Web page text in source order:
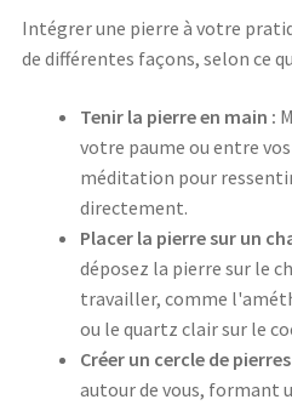
Intégrer une pierre à votre
de différentes façons, selon ce
Tenir la pierre en main :
votre paume ou entre
méditation pour
directement.
Placer la pierre sur un
déposez la pierre sur le
travailler, comme
ou le quartz clair sur le
Créer un cercle de pierres
autour de vous, formant